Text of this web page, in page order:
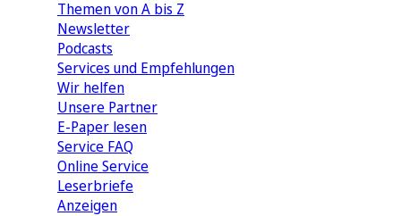
Themen von A bis Z
Newsletter
Podcasts
Services und Empfehlungen
Wir helfen
Unsere Partner
E-Paper lesen
Service FAQ
Online Service
Leserbriefe
Anzeigen